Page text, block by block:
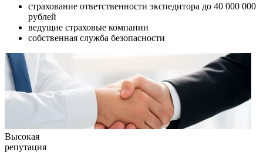
страхование ответственности экспедитора до 40 000 000
рублей
ведущие страховые компании
собственная служба безопасности
Высокая
репутация